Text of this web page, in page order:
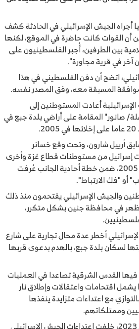
أجراه الجيش الإسرائيلي في الحادثة كشف
القوات كانت حاضرة في الموقع، لكنها
بين الطرفين، أُجبر الفلسطينيون على
آخر في قرية مجاورة".
اتضح أن دفن الفلسطيني في هذا
المسبقة معه، وفق المصدر نفسه.​​​​​​​
أعادت المستوطنين إلى
صانور" المقامة على أراضي بلدة جبع في
أرييل شارون، وتحت وقع خسائر
إسرائيل من مستوطنات قطاع غزة وأخرى
بالضفة بينها "صانور" عام 2005، ضمن خطة أحادية الجانب عُرفت
أو "فك الارتباط".
والجيش الإسرائيلي يقتحمون منذ ذلك
في محافظة جنين بشكل متكرر،
أخطر عدة محال تجارية على شارع
لسكان بلدة جبع، بالهدم بدعوى قربها
القدس الشرقية تصاعدا في العمليات
يشمل اقتحامات واعتقالات وإطلاق نار
مع اعتداءات متزايدة ينفذها
وممتلكاتهم.
ومنذ أكتوبر/ تشرين الأول 2023، خلفت اعتداءات الجيش الإسرائيلي